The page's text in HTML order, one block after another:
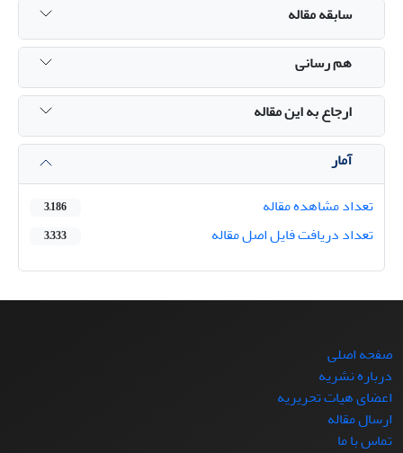
سابقه مقاله
هم رسانی
ارجاع به این مقاله
آمار
تعداد مشاهده مقاله
3,186
تعداد دریافت فایل اصل مقاله 3,333
صفحه اصلی
درباره نشریه
اعضای هیات تحریریه
ارسال مقاله
تماس با ما